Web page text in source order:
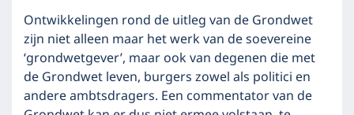
Ontwikkelingen rond de uitleg van de Grondwet
zijn niet alleen maar het werk van de soevereine
‘grondwetgever’, maar ook van degenen die met
de Grondwet leven, burgers zowel als politici en
andere ambtsdragers. Een commentator van de